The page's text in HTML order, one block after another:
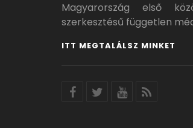
Magyarország első
szerkesztésű független
ITT MEGTALÁLSZ MINKET